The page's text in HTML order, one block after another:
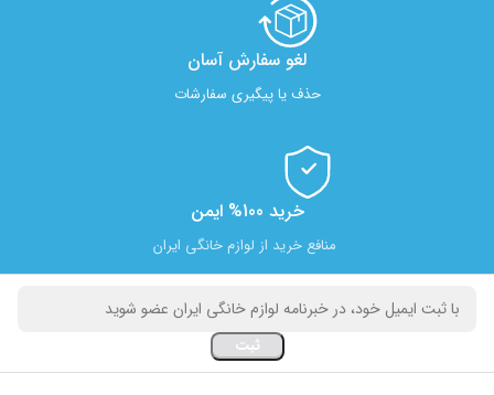
لغو سفارش آسان​
حذف یا پیگیری سفارشات
خرید 100% ایمن
منافع خرید از لوازم خانگی ایران